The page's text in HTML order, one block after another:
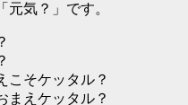
気？」です。
こそケッタル？
まえケッタル？